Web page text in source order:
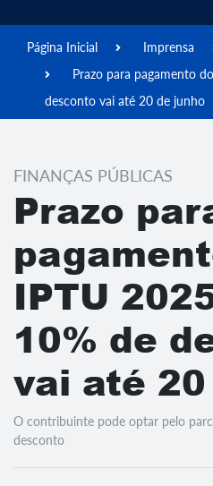
Página Inicial Imprensa
Prazo para pagamento
desconto vai até 20 de junho
FINANÇAS PÚBLICAS
Prazo
IPTU
10% de
vai até
O contribuinte pode optar pelo
desconto